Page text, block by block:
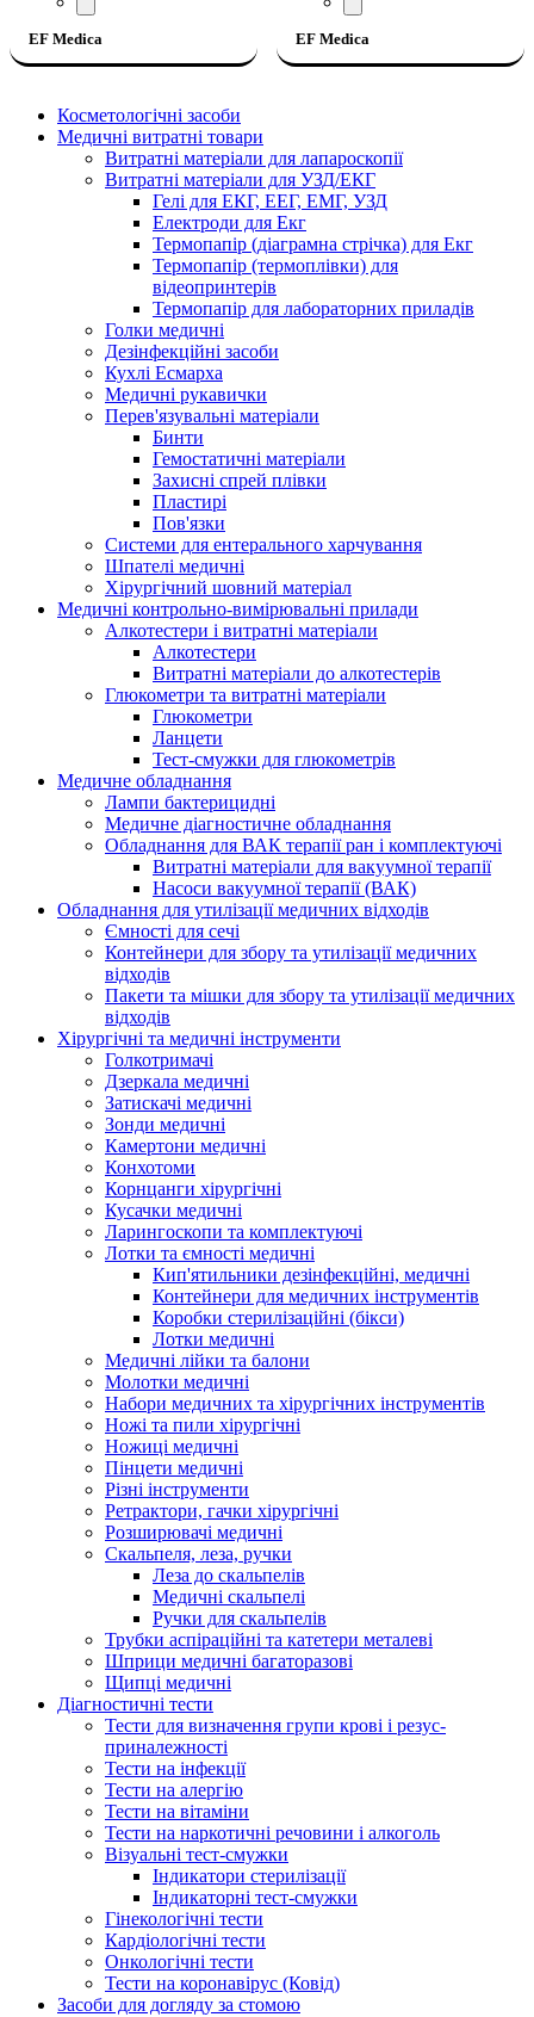
EF Medica EF Medica
Косметологічні засоби
Медичні витратні товари
Витратні матеріали для лапароскопії
Витратні матеріали для УЗД/ЕКГ
Гелі для ЕКГ, ЕЕГ, ЕМГ, УЗД
Електроди для Екг
Термопапір (діаграмна стрічка) для Екг
Термопапір (термоплівки) для
відеопринтерів
Термопапір для лабораторних приладів
Голки медичні
Дезінфекційні засоби
Кухлі Есмарха
Медичні рукавички
Перев'язувальні матеріали
Бинти
Гемостатичні матеріали
Захисні спрей плівки
Пластирі
Пов'язки
Системи для ентерального харчування
Шпателі медичні
Хірургічний шовний матеріал
Медичні контрольно-вимірювальні прилади
Алкотестери і витратні матеріали
Алкотестери
Витратні матеріали до алкотестерів
Глюкометри та витратні матеріали
Глюкометри
Ланцети
Тест-смужки для глюкометрів
Медичне обладнання
Лампи бактерицидні
Медичне діагностичне обладнання
Обладнання для ВАК терапії ран і комплектуючі
Витратні матеріали для вакуумної терапії
Насоси вакуумної терапії (ВАК)
Обладнання для утилізації медичних відходів
Ємності для сечі
Контейнери для збору та утилізації медичних
відходів
Пакети та мішки для збору та утилізації медичних
відходів
Хірургічні та медичні інструменти
Голкотримачі
Дзеркала медичні
Затискачі медичні
Зонди медичні
Камертони медичні
Конхотоми
Корнцанги хірургічні
Кусачки медичні
Ларингоскопи та комплектуючі
Лотки та ємності медичні
Кип'ятильники дезінфекційні, медичні
Контейнери для медичних інструментів
Коробки стерилізаційні (бікси)
Лотки медичні
Медичні лійки та балони
Молотки медичні
Набори медичних та хірургічних інструментів
Ножі та пили хірургічні
Ножиці медичні
Пінцети медичні
Різні інструменти
Ретрактори, гачки хірургічні
Розширювачі медичні
Скальпеля, леза, ручки
Леза до скальпелів
Медичні скальпелі
Ручки для скальпелів
Трубки аспіраційні та катетери металеві
Шприци медичні багаторазові
Щипці медичні
Діагностичні тести
Тести для визначення групи крові і резус-
приналежності
Тести на інфекції
Тести на алергію
Тести на вітаміни
Тести на наркотичні речовини і алкоголь
Візуальні тест-смужки
Індикатори стерилізації
Індикаторні тест-смужки
Гінекологічні тести
Кардіологічні тести
Онкологічні тести
Тести на коронавірус (Ковід)
Засоби для догляду за стомою